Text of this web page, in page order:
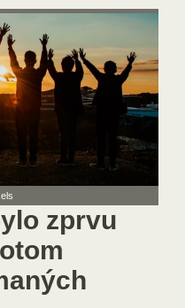
zprvu